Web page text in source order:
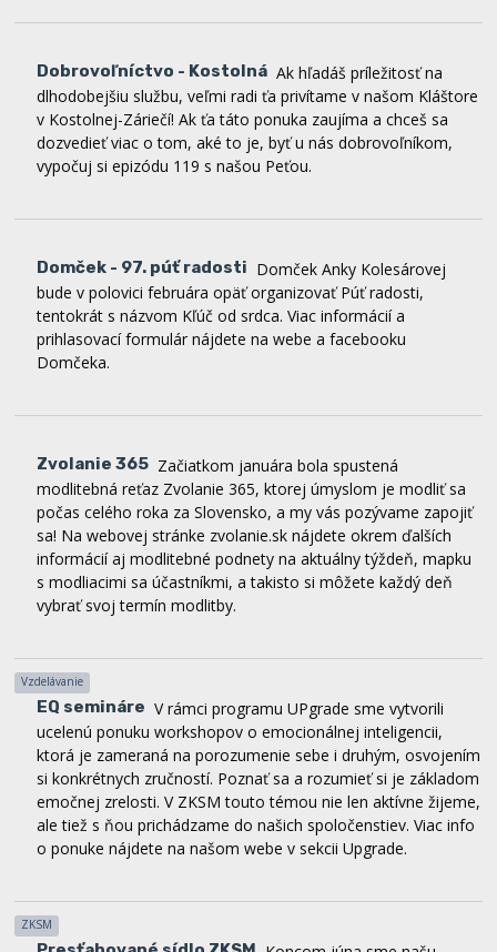
dlhodobejšiu službu, veľmi radi ťa privítame v našom Kláštore
v Kostolnej-Záriečí! Ak ťa táto ponuka zaujíma a chceš sa
dozvedieť viac o tom, aké to je, byť u nás dobrovoľníkom,
vypočuj si epizódu 119 s našou Peťou.
bude v polovici februára opäť organizovať Púť radosti,
tentokrát s názvom Kľúč od srdca. Viac informácií a
prihlasovací formulár nájdete na webe a facebooku
Domčeka.
modlitebná reťaz Zvolanie 365, ktorej úmyslom je modliť sa
počas celého roka za Slovensko, a my vás pozývame zapojiť
sa! Na webovej stránke zvolanie.sk nájdete okrem ďalších
informácií aj modlitebné podnety na aktuálny týždeň, mapku
s modliacimi sa účastníkmi, a takisto si môžete každý deň
vybrať svoj termín modlitby.
EQ semináre
ucelenú ponuku workshopov o emocionálnej inteligencii,
ktorá je zameraná na porozumenie sebe i druhým, osvojením
si konkrétnych zručností. Poznať sa a rozumieť si je základom
emočnej zrelosti. V ZKSM touto témou nie len aktívne žijeme,
ale tiež s ňou prichádzame do našich spoločenstiev. Viac info
o ponuke nájdete na našom webe v sekcii Upgrade.
Presťahované sídlo ZKSM
ZKSM kanceláriu oficiálne presťahovali do kláštora v